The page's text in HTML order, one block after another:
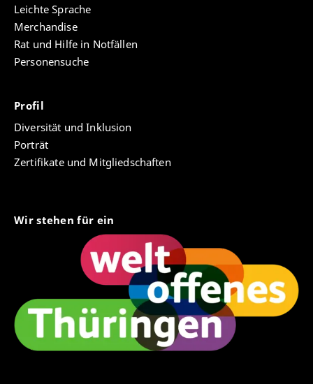
Leichte Sprache
Merchandise
Rat und Hilfe in Notfällen
Personensuche
Profil
Diversität und Inklusion
Porträt
Zertifikate und Mitgliedschaften
Wir stehen für ein